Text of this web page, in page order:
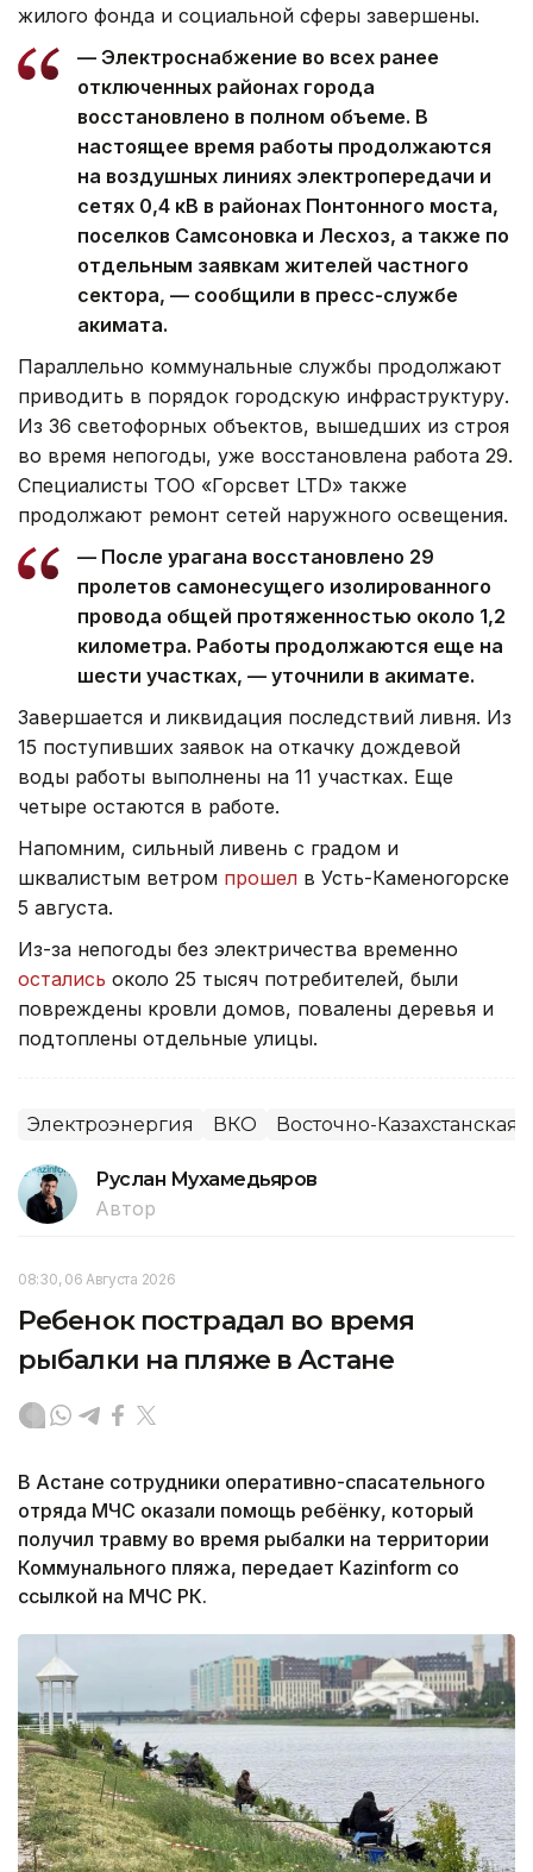
жилого фонда и социальной сферы завершены.
— Электроснабжение во всех ранее
отключенных районах города
восстановлено в полном объеме. В
настоящее время работы продолжаются
на воздушных линиях электропередачи и
сетях 0,4 кВ в районах Понтонного моста,
поселков Самсоновка и Лесхоз, а также по
отдельным заявкам жителей частного
сектора, — сообщили в пресс-службе
акимата.
Параллельно коммунальные службы продолжают
приводить в порядок городскую инфраструктуру.
Из 36 светофорных объектов, вышедших из строя
во время непогоды, уже восстановлена работа 29.
Специалисты ТОО «Горсвет LTD» также
продолжают ремонт сетей наружного освещения.
— После урагана восстановлено 29
пролетов самонесущего изолированного
провода общей протяженностью около 1,2
километра. Работы продолжаются еще на
шести участках, — уточнили в акимате.
Завершается и ликвидация последствий ливня. Из
15 поступивших заявок на откачку дождевой
воды работы выполнены на 11 участках. Еще
четыре остаются в работе.
Напомним, сильный ливень с градом и
шквалистым ветром прошел в Усть-Каменогорске
5 августа.
Из-за непогоды без электричества временно
остались около 25 тысяч потребителей, были
повреждены кровли домов, повалены деревья и
подтоплены отдельные улицы.
Электроэнергия ВКО Восточно-Казахстанская
Руслан Мухамедьяров
Автор
08:30, 06 Августа 2026
Ребенок пострадал во время
рыбалки на пляже в Астане
В Астане сотрудники оперативно-спасательного
отряда МЧС оказали помощь ребёнку, который
получил травму во время рыбалки на территории
Коммунального пляжа, передает Kazinform со
ссылкой на МЧС РК.